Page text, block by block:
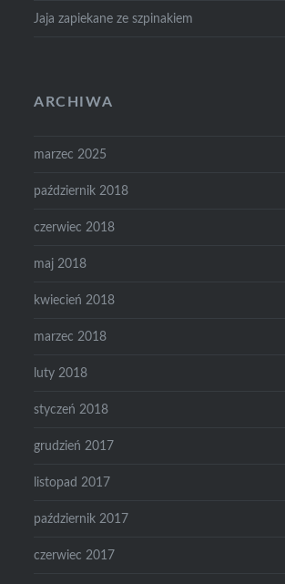
Jaja zapiekane ze szpinakiem
ARCHIWA
marzec 2025
październik 2018
czerwiec 2018
maj 2018
kwiecień 2018
marzec 2018
luty 2018
styczeń 2018
grudzień 2017
listopad 2017
październik 2017
czerwiec 2017